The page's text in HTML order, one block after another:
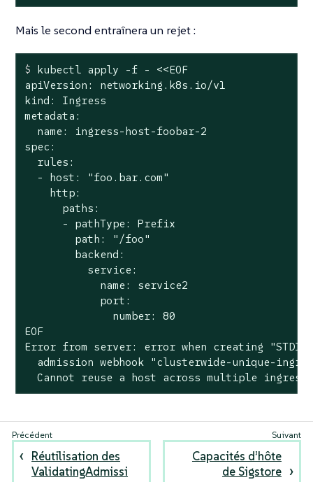
Mais le second entraînera un rejet :
$ kubectl apply -f - <<EOF
apiVersion: networking.k8s.io/v1
kind: Ingress
metadata:
  name: ingress-host-foobar-2
spec:
  rules:
  - host: "foo.bar.com"
    http:
      paths:
      - pathType: Prefix
        path: "/foo"
        backend:
          service:
            name: service2
            port:
              number: 80
EOF
Error from server: error when creating
admission webhook "clusterwide-unique-
Cannot reuse a host across multiple
Réutilisation des
ValidatingAdmissi
Capacités d’hôte
de Sigstore